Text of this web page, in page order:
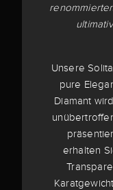
Unsere
pure
Diamant
erhalten